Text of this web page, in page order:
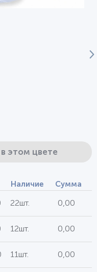
этом цвете
Наличие Сумма
22шт. 0,00
12шт. 0,00
11шт. 0,00